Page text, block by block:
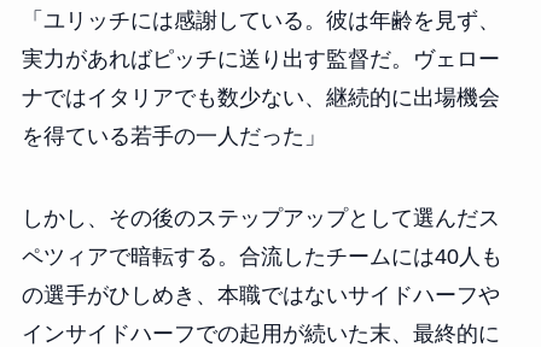
「ユリッチには感謝している。彼は年齢を見ず、
実力があればピッチに送り出す監督だ。ヴェロー
ナではイタリアでも数少ない、継続的に出場機会
を得ている若手の一人だった」
しかし、その後のステップアップとして選んだス
ペツィアで暗転する。合流したチームには40人も
の選手がひしめき、本職ではないサイドハーフや
インサイドハーフでの起用が続いた末、最終的に